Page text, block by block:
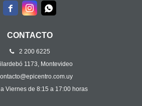
CONTACTO
2 200 6225
1173, Montevideo
Viernes de 8:15 a 17:00 horas
  